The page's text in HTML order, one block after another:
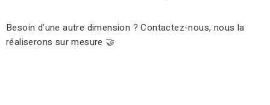
Besoin d’une autre dimension ? Contactez-nous, nous la
réaliserons sur mesure 🤝